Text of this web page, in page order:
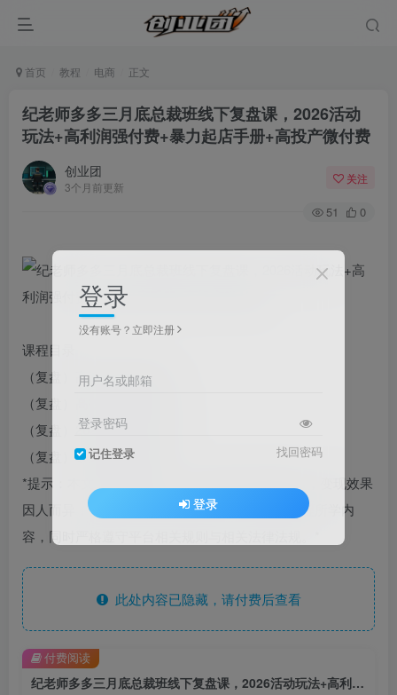
首页 教程 电商 正文
纪老师多多三月底总裁班线下复盘课，2026活动
玩法+高利润强付费+暴力起店手册+高投产微付费
创业团
3个月前更新
关注
51 0
课程目录
（复盘）高利润强付费4.3
（复盘）高投产微付费4.10
（复盘）2026活动玩法4.14
（复盘）暴力起店手册4.17
*提示：本文仅为课程介绍，不构成任何收益承诺，变现效果
因人而异，需结合自身努力与实操，合理运用课程所学内
容，同时严格遵守平台相关规则与相关法律法规。*
此处内容已隐藏，请付费后查看
纪老师多多三月底总裁班线下复盘课，2026活动玩法+高利润强付费+暴力起店手册+高投产微付费
付费阅读
登录
没有账号？立即注册
用户名或邮箱
登录密码
记住登录 找回密码
登录